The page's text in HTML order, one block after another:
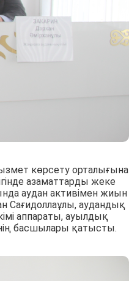
көрсету орталығына
азаматтарды жеке
аудан активімен жиын
Сағидоллаұлы, аудандық
аппараты, ауылдық
басшылары қатысты.